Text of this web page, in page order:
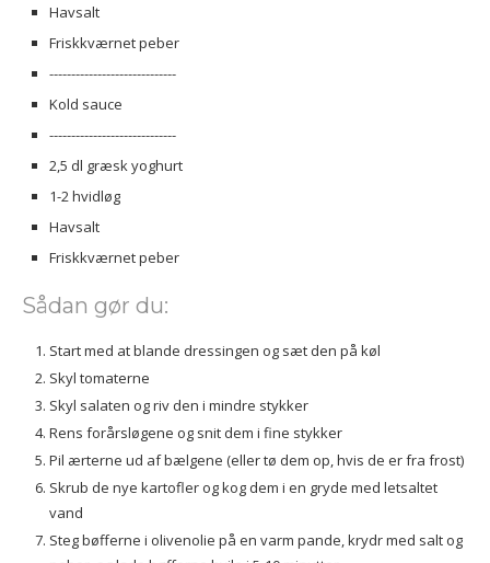
Havsalt
Friskkværnet peber
-----------------------------
Kold sauce
-----------------------------
2,5 dl græsk yoghurt
1-2 hvidløg
Havsalt
Friskkværnet peber
Sådan gør du:
Start med at blande dressingen og sæt den på køl
Skyl tomaterne
Skyl salaten og riv den i mindre stykker
Rens forårsløgene og snit dem i fine stykker
Pil ærterne ud af bælgene (eller tø dem op, hvis de er fra frost)
Skrub de nye kartofler og kog dem i en gryde med letsaltet
vand
Steg bøfferne i olivenolie på en varm pande, krydr med salt og